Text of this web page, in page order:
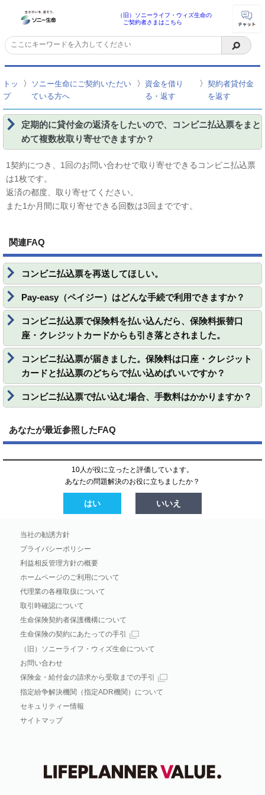
（旧）ソニーライフ・ウィズ生命の
ご契約者さまはこちら
トッ
プ
〉
ソニー生命にご契約いただい
ている方へ
〉
資金を借り
る・返す
〉契約者貸付金
を返す
定期的に貸付金の返済をしたいので、コンビニ払込票をまと
めて複数枚取り寄せできますか？
1契約につき、1回のお問い合わせで取り寄せできるコンビニ払込票
は1枚です。
返済の都度、取り寄せてください。
また1か月間に取り寄せできる回数は3回までです。
関連FAQ
コンビニ払込票を再送してほしい。
Pay-easy（ペイジー）はどんな手続で利用できますか？
コンビニ払込票で保険料を払い込んだら、保険料振替口
座・クレジットカードからも引き落とされました。
コンビニ払込票が届きました。保険料は口座・クレジット
カードと払込票のどちらで払い込めばいいですか？
コンビニ払込票で払い込む場合、手数料はかかりますか？
あなたが最近参照したFAQ
10人が役に立ったと評価しています。
あなたの問題解決のお役に立ちましたか？
はい いいえ
当社の勧誘方針
プライバシーポリシー
利益相反管理方針の概要
ホームページのご利用について
代理業の各種取扱について
取引時確認について
生命保険契約者保護機構について
生命保険の契約にあたっての手引
（旧）ソニーライフ・ウィズ生命について
お問い合わせ
保険金・給付金の請求から受取までの手引
指定紛争解決機関（指定ADR機関）について
セキュリティー情報
サイトマップ